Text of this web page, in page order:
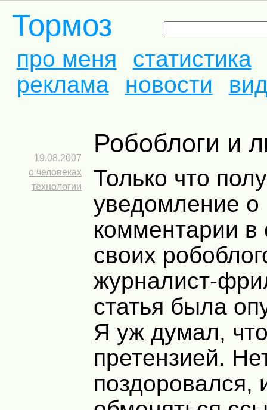
Тормоз
про меня
статистика
реклама
новости
Робоблоги и
19.08.2007
о человеках
технологии
Только что
уведомление о
комментарии в
своих
журналист-
статья была
Я уж думал,
претензией.
поздоровался,